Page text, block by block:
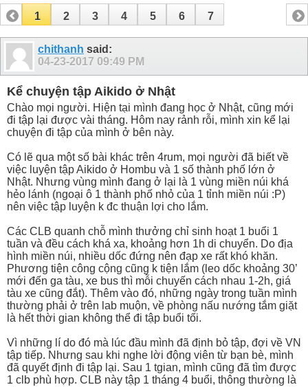
1
2 3 4 5 6 7
chithanh said:
04-23-2017 09:49 PM
Kể chuyện tập Aikido ở Nhật
Chào mọi người. Hiện tại mình đang học ở Nhật, cũng mới
đi tập lại được vài tháng. Hôm nay rảnh rỗi, mình xin kể lại
chuyện đi tập của mình ở bên này.
Có lẽ qua một số bài khác trên 4rum, mọi người đã biết về
việc luyện tập Aikido ở Hombu và 1 số thành phố lớn ở
Nhật. Nhưng vùng mình đang ở lại là 1 vùng miền núi khá
hẻo lánh (ngoại ô 1 thành phố nhỏ của 1 tỉnh miền núi :P)
nên việc tập luyện k đc thuận lợi cho lắm.
Các CLB quanh chỗ mình thưởng chỉ sinh hoạt 1 buổi 1
tuần và đều cách khá xa, khoảng hơn 1h di chuyển. Do địa
hình miền núi, nhiều dốc đứng nên đạp xe rất khó khăn.
Phương tiện công cộng cũng k tiện lắm (leo dốc khoảng 30’
mới đến ga tàu, xe bus thì mỗi chuyến cách nhau 1-2h, giá
tàu xe cũng đắt). Thêm vào đó, những ngày trong tuần mình
thường phải ở trên lab muộn, về phòng nấu nướng tắm giặt
là hết thời gian không thể đi tập buổi tối.
Vì những lí do đó mà lúc đầu mình đã định bỏ tập, đợi về VN
tập tiếp. Nhưng sau khi nghe lời động viên từ bạn bè, mình
đã quyết định đi tập lại. Sau 1 tgian, mình cũng đã tìm được
1 clb phù hợp. CLB này tập 1 tháng 4 buổi, thông thường là